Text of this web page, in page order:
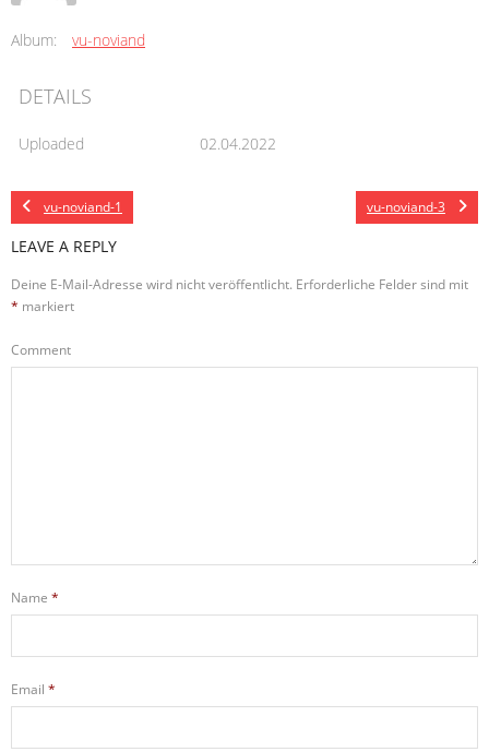
Album: vu-noviand
DETAILS
Uploaded 02.04.2022
vu-noviand-1 vu-noviand-3
LEAVE A REPLY
Deine E-Mail-Adresse wird nicht veröffentlicht. Erforderliche Felder sind mit
* markiert
Comment
Name *
Email *